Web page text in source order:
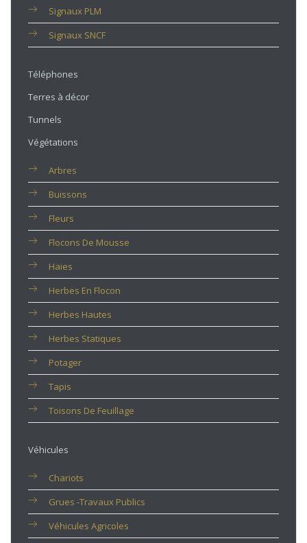
Signaux PLM
Signaux SNCF
Téléphones
Terres à décor
Tunnels
Végétations
Arbres
Buissons
Fleurs
Flocons De Mousse
Haies
Herbes En Flocon
Herbes Hautes
Herbes Statiques
Potager
Tapis
Toisons De Feuillage
Véhicules
Chariots
Grues -travaux Publics
Véhicules Agricoles